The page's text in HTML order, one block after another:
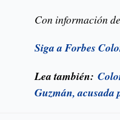
Con información
Siga a Forbes
Lea también:
Guzmán, acusada